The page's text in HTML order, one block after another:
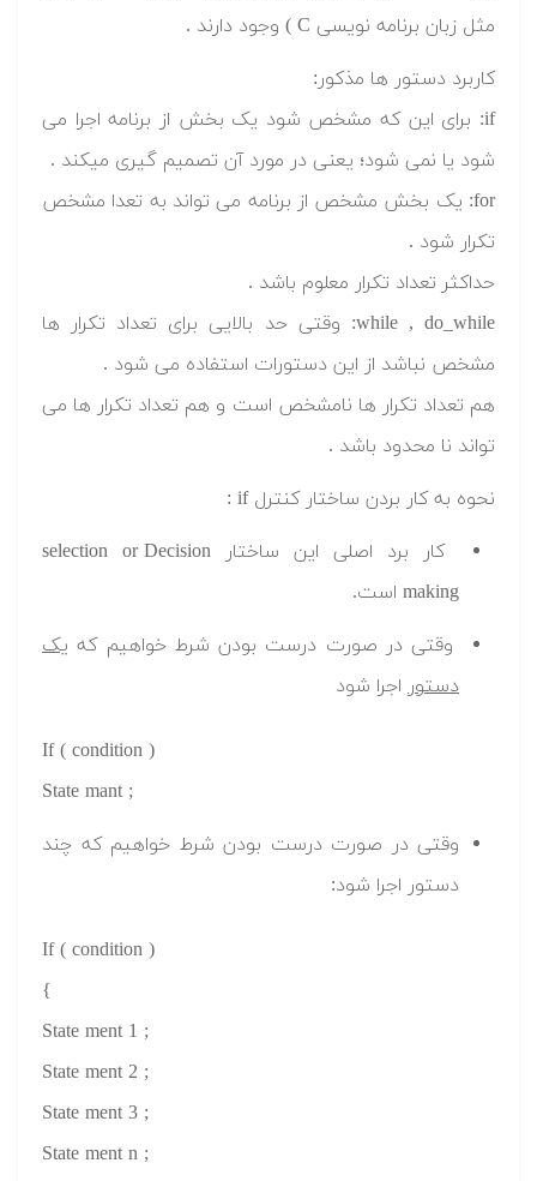
مثل زبان برنامه نویسی C ) وجود دارند .
کاربرد دستور ها مذکور:
if: برای این که مشخص شود یک بخش از برنامه اجرا می
شود یا نمی شود؛ یعنی در مورد آن تصمیم گیری میکند .
for: یک بخش مشخص از برنامه می تواند به تعدا مشخص
تکرار شود .
حداکثر تعداد تکرار معلوم باشد .
while , do_while: وقتی حد بالایی برای تعداد تکرار ها
مشخص نباشد از این دستورات استفاده می شود .
هم تعداد تکرار ها نامشخص است و هم تعداد تکرار ها می
تواند نا محدود باشد .
نحوه به کار بردن ساختار کنترل if :
کار برد اصلی این ساختار selection or Decision
making است.
وقتی در صورت درست بودن شرط خواهیم که یک
دستور اجرا شود
If ( condition )
State mant ;
وقتی در صورت درست بودن شرط خواهیم که چند
دستور اجرا شود:
If ( condition )
{
State ment 1 ;
State ment 2 ;
State ment 3 ;
State ment n ;